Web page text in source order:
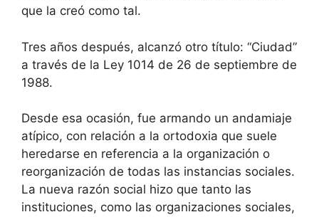
que la creó como tal.
Tres años después, alcanzó otro título: “Ciudad”
a través de la Ley 1014 de 26 de septiembre de
1988.
Desde esa ocasión, fue armando un andamiaje
atípico, con relación a la ortodoxia que suele
heredarse en referencia a la organización o
reorganización de todas las instancias sociales.
La nueva razón social hizo que tanto las
instituciones, como las organizaciones sociales,